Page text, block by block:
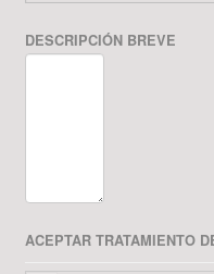
DESCRIPCIÓN BREVE
ACEPTAR TRATAMIENTO